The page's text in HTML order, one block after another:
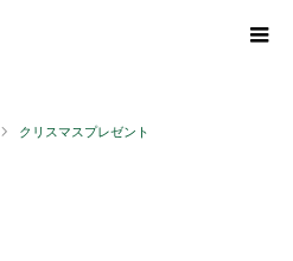
クリスマスプレゼント